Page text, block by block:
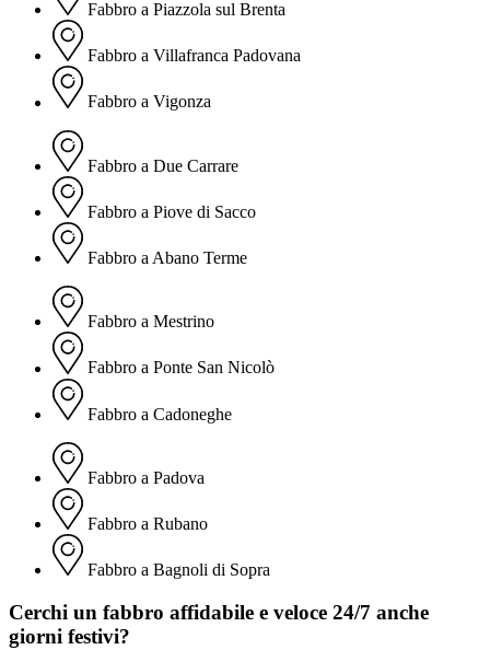
Fabbro a Piazzola sul Brenta
Fabbro a Villafranca Padovana
Fabbro a Vigonza
Fabbro a Due Carrare
Fabbro a Piove di Sacco
Fabbro a Abano Terme
Fabbro a Mestrino
Fabbro a Ponte San Nicolò
Fabbro a Cadoneghe
Fabbro a Padova
Fabbro a Rubano
Fabbro a Bagnoli di Sopra
Cerchi un fabbro affidabile e veloce 24/7 anche
giorni festivi?​